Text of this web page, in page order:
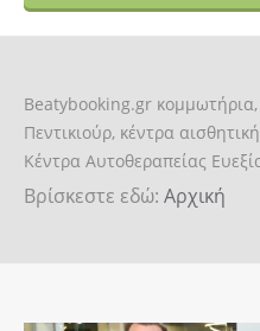
Beatybooking.gr
Πεντικιούρ, κέντρα
Κέντρα Αυτοθεραπείας
Βρίσκεστε εδώ: Αρχική